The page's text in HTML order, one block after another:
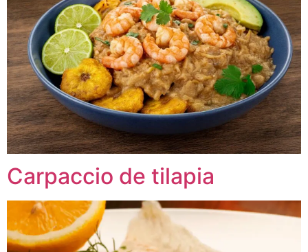
Carpaccio de tilapia